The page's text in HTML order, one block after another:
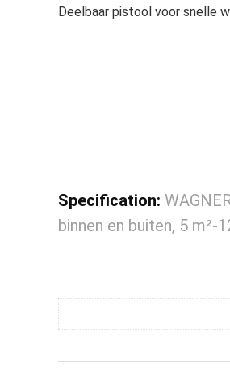
Deelbaar pistool voor snelle
Specification:
binnen en buiten, 5 m²-